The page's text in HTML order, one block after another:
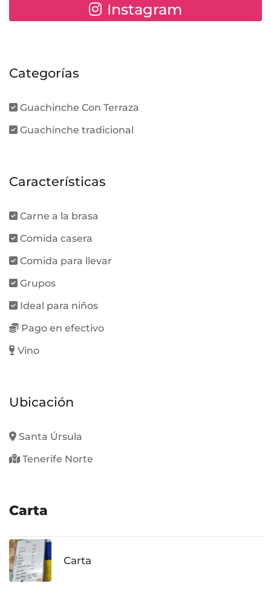
Instagram
Categorías
Guachinche Con Terraza
Guachinche tradicional
Características
Carne a la brasa
Comida casera
Comida para llevar
Grupos
Ideal para niños
Pago en efectivo
Vino
Ubicación
Santa Úrsula
Tenerife Norte
Carta
Carta